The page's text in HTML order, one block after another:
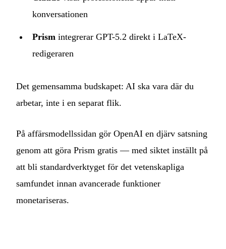
konversationen
Prism integrerar GPT-5.2 direkt i LaTeX-
redigeraren
Det gemensamma budskapet: AI ska vara där du
arbetar, inte i en separat flik.
På affärsmodellssidan gör OpenAI en djärv satsning
genom att göra Prism gratis — med siktet inställt på
att bli standardverktyget för det vetenskapliga
samfundet innan avancerade funktioner
monetariseras.